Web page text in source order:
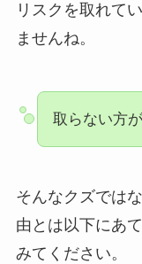
リスクを取れて
ませんね。
取らない方
そんなクズでは
由とは以下にあ
みてください。